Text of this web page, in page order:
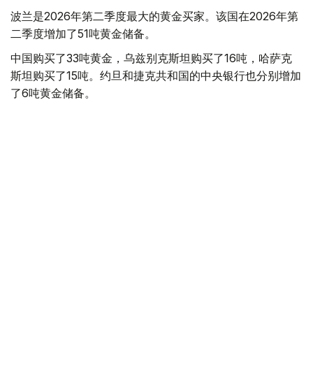
波兰是2026年第二季度最大的黄金买家。该国在2026年第
二季度增加了51吨黄金储备。
中国购买了33吨黄金，乌兹别克斯坦购买了16吨，哈萨克
斯坦购买了15吨。约旦和捷克共和国的中央银行也分别增加
了6吨黄金储备。